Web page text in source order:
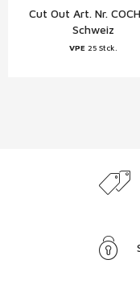
Cut Out Art. Nr.
Schweiz
VPE 25 Stck.